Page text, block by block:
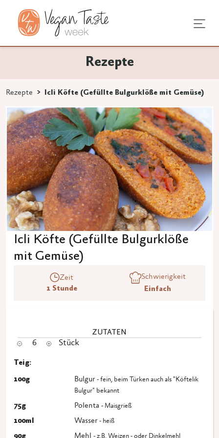
Rezepte
Rezepte Icli Köfte (Gefüllte Bulgurklöße mit Gemüse)
Icli Köfte (Gefüllte Bulgurklöße
mit Gemüse)
Zeit
1 Stunde
Schwierigkeit
Einfach
ZUTATEN
6 Stück
Teig:
100g Bulgur - fein, beim Türken auch als "Köftelik
Bulgur" bekannt
75g Polenta - Maisgrieß
100ml Wasser - heiß
90g Mehl - z.B. Weizen - oder Dinkelmehl